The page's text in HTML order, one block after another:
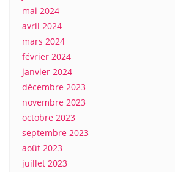
mai 2024
avril 2024
mars 2024
février 2024
janvier 2024
décembre 2023
novembre 2023
octobre 2023
septembre 2023
août 2023
juillet 2023